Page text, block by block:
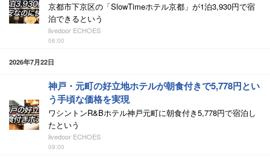
京都市下京区の「SlowTimeホテル京都」が1泊3,930円で宿
泊できるという
livedoor ECHOES
06:00
2026年7月22日
神戸・元町の好立地ホテルが朝食付きで5,778円とい
う手頃な価格を実現
ワシントンR&Bホテル神戸元町に朝食付き5,778円で宿泊し
たという
livedoor ECHOES
09:00